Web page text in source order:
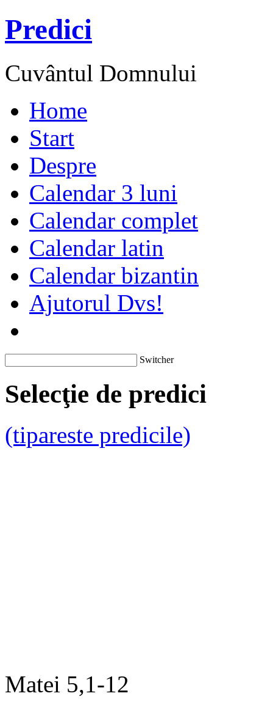
Predici
Cuvântul Domnului
Home
Start
Despre
Calendar 3 luni
Calendar complet
Calendar latin
Calendar bizantin
Ajutorul Dvs!
Switcher
Selecţie de predici
(tipareste predicile)
Matei 5,1-12